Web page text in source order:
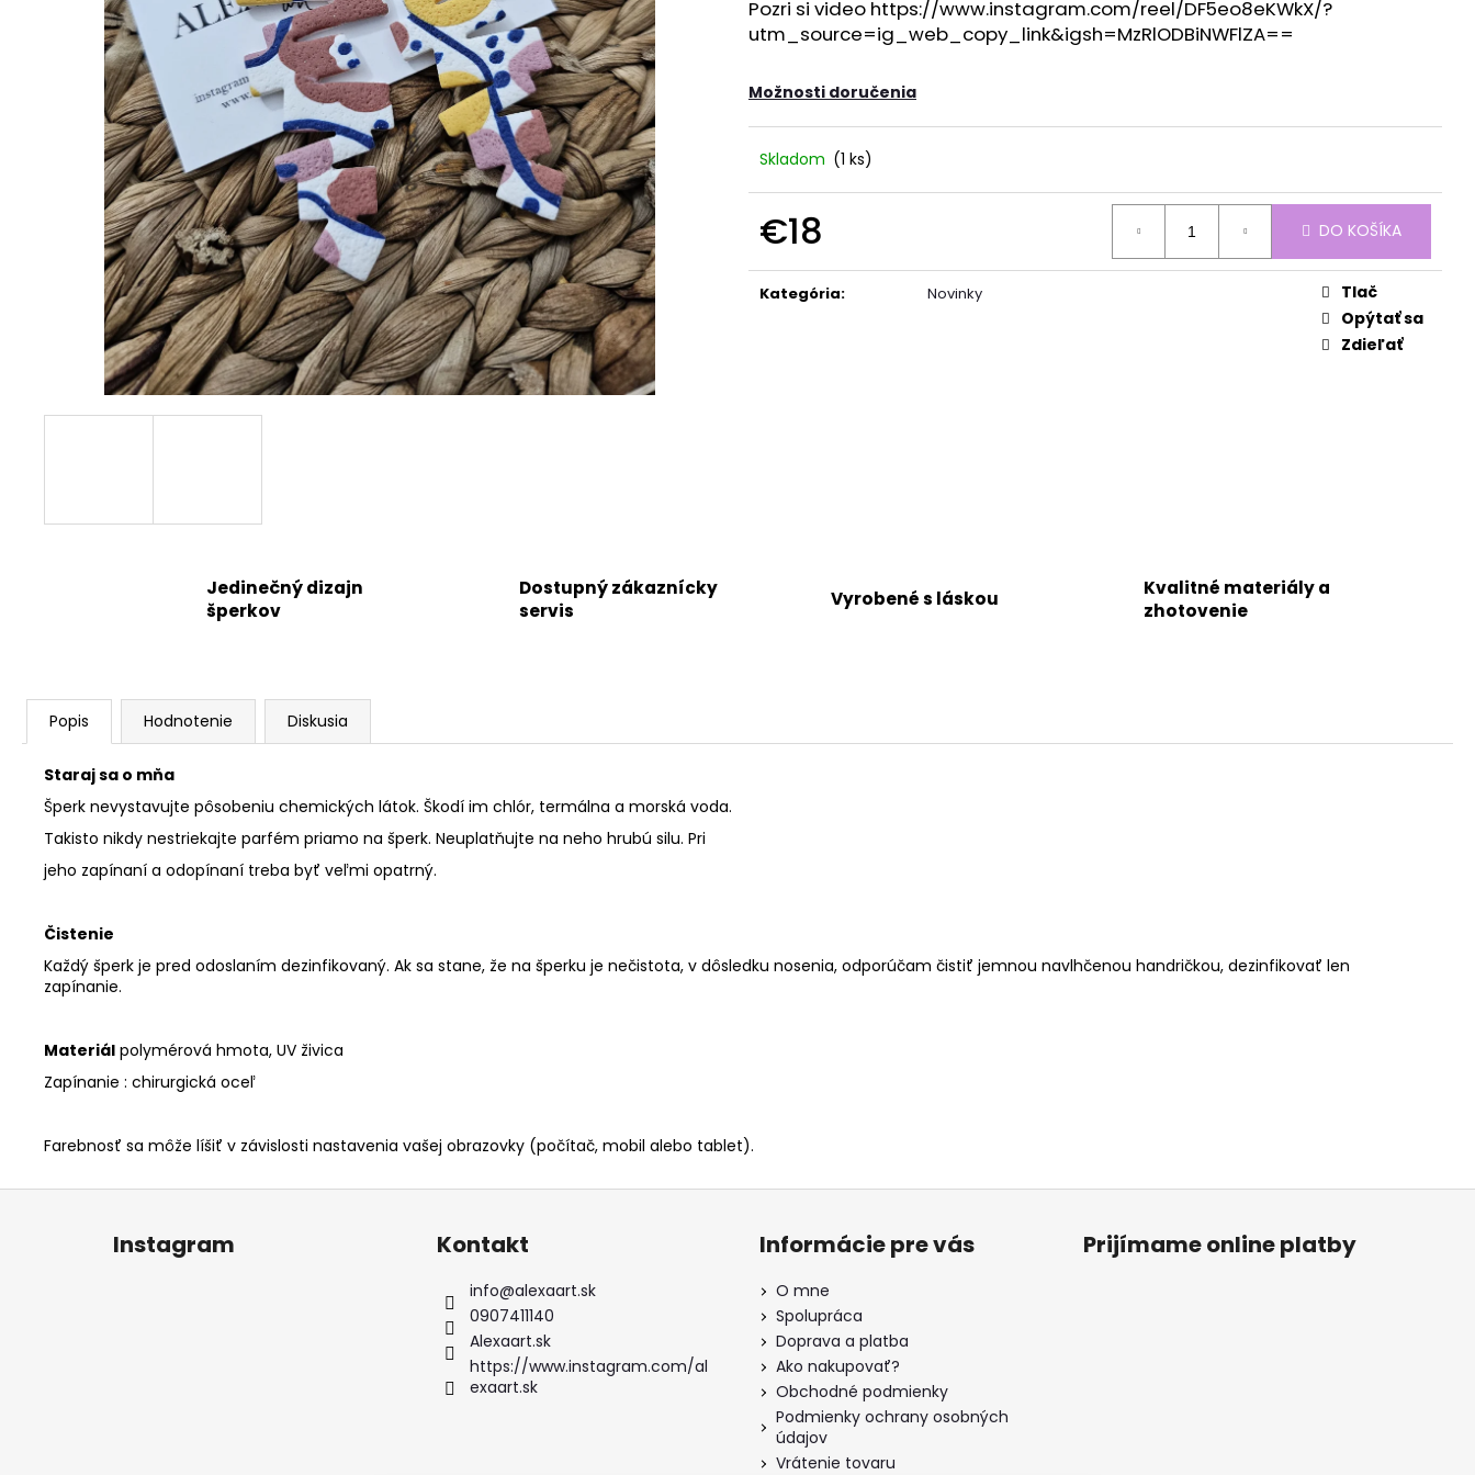
Pozri si video https://www.instagram.com/reel/DF5eo8eKWkX/?
utm_source=ig_web_copy_link&igsh=MzRlODBiNWFlZA==
Možnosti doručenia
Skladom (1 ks)
€18
cena:
DO KOŠÍKA
Kategória: Novinky
Tlač
Opýtať sa
Zdieľať
Jedinečný dizajn
šperkov
Dostupný zákaznícky
servis
Vyrobené s láskou
Kvalitné materiály a
zhotovenie
Popis Hodnotenie Diskusia
Staraj sa o mňa
Šperk nevystavujte pôsobeniu chemických látok. Škodí im chlór, termálna a morská voda.
Takisto nikdy nestriekajte parfém priamo na šperk. Neuplatňujte na neho hrubú silu. Pri
jeho zapínaní a odopínaní treba byť veľmi opatrný.
Čistenie
Každý šperk je pred odoslaním dezinfikovaný. Ak sa stane, že na šperku je nečistota, v dôsledku nosenia, odporúčam čistiť jemnou navlhčenou handričkou, dezinfikovať len
zapínanie.
Materiál polymérová hmota, UV živica
Zapínanie : chirurgická oceľ
Farebnosť sa môže líšiť v závislosti nastavenia vašej obrazovky (počítač, mobil alebo tablet).
Z
Instagram Kontakt
info@alexaart.sk
0907411140
Alexaart.sk
https://www.instagram.com/al
exaart.sk
Informácie pre vás
O mne
Spolupráca
Doprava a platba
Ako nakupovať?
Obchodné podmienky
Podmienky ochrany osobných
údajov
Vrátenie tovaru
Prijímame online platby